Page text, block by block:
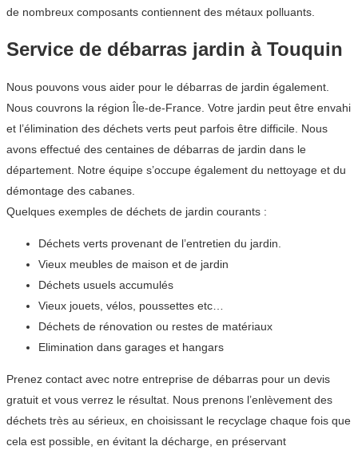
de nombreux composants contiennent des métaux polluants.
Service de débarras jardin à Touquin
Nous pouvons vous aider pour le débarras de jardin également.
Nous couvrons la région Île-de-France. Votre jardin peut être envahi
et l’élimination des déchets verts peut parfois être difficile. Nous
avons effectué des centaines de débarras de jardin dans le
département. Notre équipe s’occupe également du nettoyage et du
démontage des cabanes.
Quelques exemples de déchets de jardin courants :
Déchets verts provenant de l’entretien du jardin.
Vieux meubles de maison et de jardin
Déchets usuels accumulés
Vieux jouets, vélos, poussettes etc…
Déchets de rénovation ou restes de matériaux
Elimination dans garages et hangars
Prenez contact avec notre entreprise de débarras pour un devis
gratuit et vous verrez le résultat. Nous prenons l’enlèvement des
déchets très au sérieux, en choisissant le recyclage chaque fois que
cela est possible, en évitant la décharge, en préservant